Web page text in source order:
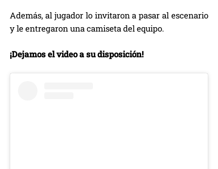
Además, al jugador lo invitaron a pasar al escenario
y le entregaron una camiseta del equipo.
¡Dejamos el video a su disposición!